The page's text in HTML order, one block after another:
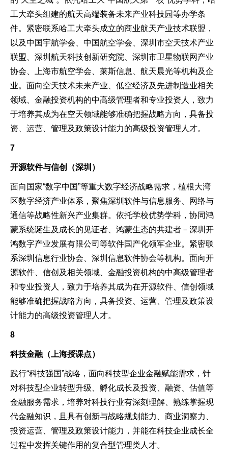
工大牵头组建的航天高端装备未来产业科技园等办学条
件。紧密联系哈工大牵头成立的商业航天产业技术联盟，
以及中国宇航学会、中国航空学会、深圳市空天技术产业
联盟、深圳航天科技创新研究院、深圳市卫星物联网产业
协会、上海市航空学会、莱斯信息、航天晨光等机构及企
业。面向空天技术未来产业、低空经济及先进制造业相关
领域、金融投资机构的中高级管理者和专业投资人，致力
于培养其成为在空天领域能够准确把握战略方向，具备投
资、运营、管理及政策设计能力的高级投资管理人才。
7
开源软件与信创（深圳）
面向国家“数字中国”等重大数字经济战略需求，植根大湾
区数字经济产业体系，聚焦深圳软件与信息服务、网络与
通信等战略性新兴产业集群。依托学校优势学科，协同鸿
蒙系统诞生及成长的见证者、鸿蒙生态的共建者－深圳开
鸿数字产业发展有限公司等软件国产化领军企业。紧密联
系深圳信息行业协会、深圳信息软件协会等机构。面向开
源软件、信创及相关领域、金融投资机构的中高级管理者
和专业投资人，致力于培养其成为在开源软件、信创领域
能够准确把握战略方向，具备投资、运营、管理及政策设
计能力的高级投资管理人才。
8
科技金融（上海授课点）
践行“科技强国”战略，面向科技型企业金融赋能需求，针
对科技型企业转型升级、孵化成长及投资、融资、估值等
金融服务需求，培养对科技行业有深刻理解、熟练掌握现
代金融知识，且具有创新与战略规划能力、商业洞察力、
投资运营、管理及政策设计能力，并能在科技企业成长全
过程中发挥关键作用的复合型管理类人才。